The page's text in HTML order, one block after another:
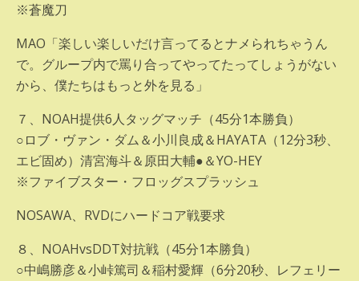
※蒼魔刀
MAO「楽しい楽しいだけ言ってるとナメられちゃうん
で。グループ内で罵り合ってやってたってしょうがない
から、僕たちはもっと外を見る」
７、NOAH提供6人タッグマッチ（45分1本勝負）
○ロブ・ヴァン・ダム＆小川良成＆HAYATA（12分3秒、
エビ固め）清宮海斗＆原田大輔●＆YO-HEY
※ファイブスター・フロッグスプラッシュ
NOSAWA、RVDにハードコア戦要求
８、NOAHvsDDT対抗戦（45分1本勝負）
○中嶋勝彦＆小峠篤司＆稲村愛輝（6分20秒、レフェリー